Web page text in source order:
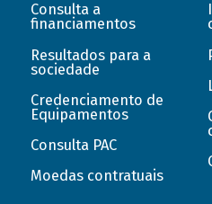
Consulta a
financiamentos
Resultados para a
sociedade
Credenciamento de
Equipamentos
Consulta PAC
Moedas contratuais